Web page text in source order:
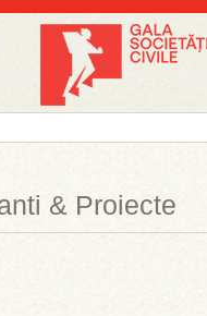
& Proiecte